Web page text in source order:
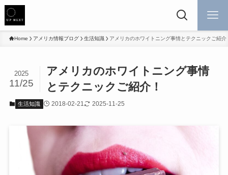
Home アメリカ情報ブログ 生活知識 アメリカのホワイトニング事情とテクニックご紹介
アメリカのホワイトニング事情
とテクニックご紹介！
2025
11/25
生活知識 2018-02-21 2025-11-25